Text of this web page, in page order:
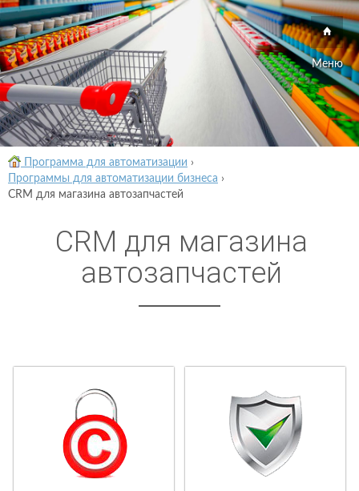
Меню
Программа для автоматизации ›
Программы для автоматизации бизнеса ›
CRM для магазина автозапчастей
CRM для магазина
автозапчастей